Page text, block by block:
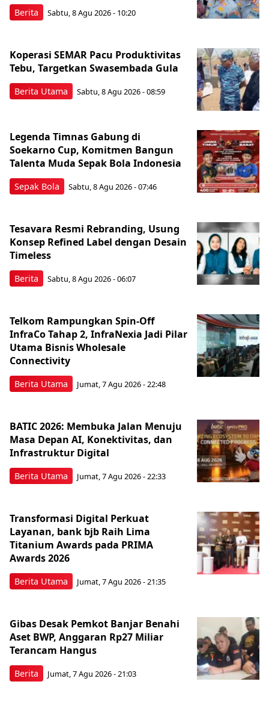
Berita Sabtu, 8 Agu 2026 - 10:20
Berita Utama
Koperasi SEMAR Pacu Produktivitas
Tebu, Targetkan Swasembada Gula
Sabtu, 8 Agu 2026 - 08:59
Sepak Bola
Legenda Timnas Gabung di
Soekarno Cup, Komitmen Bangun
Talenta Muda Sepak Bola Indonesia
Sabtu, 8 Agu 2026 - 07:46
Berita
Tesavara Resmi Rebranding, Usung
Konsep Refined Label dengan Desain
Timeless
Sabtu, 8 Agu 2026 - 06:07
Berita Utama
Telkom Rampungkan Spin-Off
InfraCo Tahap 2, InfraNexia Jadi Pilar
Utama Bisnis Wholesale
Connectivity
Jumat, 7 Agu 2026 - 22:48
Berita Utama
BATIC 2026: Membuka Jalan Menuju
Masa Depan AI, Konektivitas, dan
Infrastruktur Digital
Jumat, 7 Agu 2026 - 22:33
Berita Utama
Transformasi Digital Perkuat
Layanan, bank bjb Raih Lima
Titanium Awards pada PRIMA
Awards 2026
Jumat, 7 Agu 2026 - 21:35
Berita
Gibas Desak Pemkot Banjar Benahi
Aset BWP, Anggaran Rp27 Miliar
Terancam Hangus
Jumat, 7 Agu 2026 - 21:03